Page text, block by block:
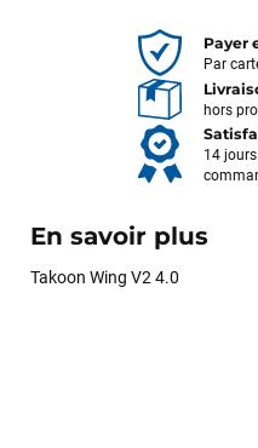
Payer
Par
hors
14
En savoir plus
Takoon Wing V2 4.0